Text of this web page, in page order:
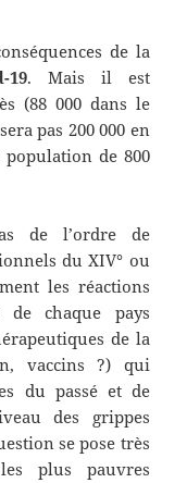
de la
19. Mais il est
(88 000 dans le
pas 200 000 en
de 800
de l’ordre de
du XIV° ou
les réactions
de chaque pays
de la
vaccins ?) qui
du passé et de
des grippes
se pose très
plus pauvres